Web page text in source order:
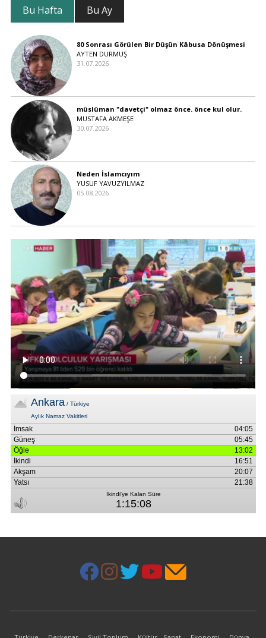
Bu Hafta Bu Ay
80 Sonrası Görülen Bir Düşün Kâbusa Dönüşmesi
AYTEN DURMUŞ
31.07.2026
müslüman "davetçi" olmaz önce. önce kul olur.
MUSTAFA AKMEŞE
30.07.2026
Neden İslamcıyım
YUSUF YAVUZYILMAZ
05.08.2026